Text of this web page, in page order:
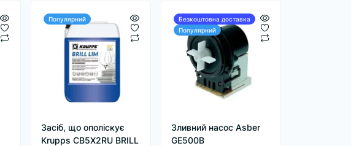
Популярний
Засіб, що ополіскує
Krupps CB5X2RU BRILL
Безкоштовна доставка
Популярний
Зливний насос Asber
GE500B